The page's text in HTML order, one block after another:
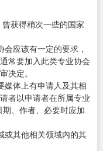
获得稍次一些的国家
应该有一定的要求，
常要加入此类专业协会
决定。
媒体上有申请人及其相
者以申请者在所属专业
、作者、必要时应加
或其他相关领域内的其